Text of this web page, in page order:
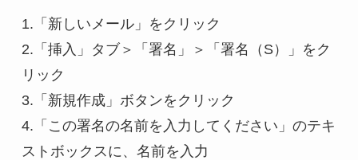
1.「新しいメール」をクリック
2.「挿入」タブ＞「署名」＞「署名（S）」をク
リック
3.「新規作成」ボタンをクリック
4.「この署名の名前を入力してください」のテキ
ストボックスに、名前を入力